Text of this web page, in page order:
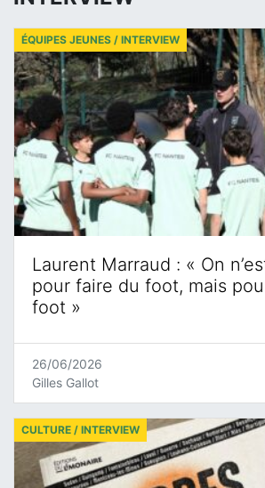
Laurent Marraud : « On
pour faire du foot, mais
foot »
ÉQUIPES JEUNES / INTERVIEW
26/06/2026
Gilles Gallot
CULTURE / INTERVIEW